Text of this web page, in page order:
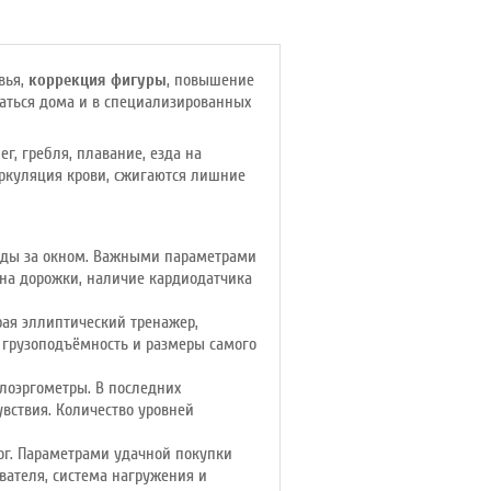
коррекция фигуры, повышение
дома и в специализированных
гребля, плавание, езда на
крови, сжигаются лишние
за окном. Важными параметрами
дорожки, наличие кардиодатчика
эллиптический тренажер,
и размеры самого
В последних
Количество уровней
Параметрами удачной покупки
система нагружения и